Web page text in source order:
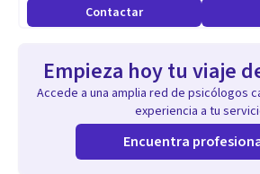
Contactar
Empieza hoy tu viaje
Accede a una amplia red de psicólogos
experiencia a tu
Encuentra